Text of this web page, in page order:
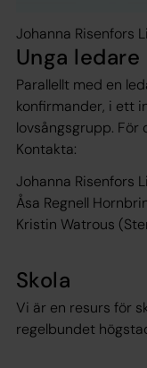
Johanna Risenfors
Unga ledare
Parallellt med en
konfirmander, i ett
lovsångsgrupp. För
Kontakta:
Johanna Risenfors
Åsa Regnell
Kristin Watrous
Skola
Vi är en resurs för
regelbundet